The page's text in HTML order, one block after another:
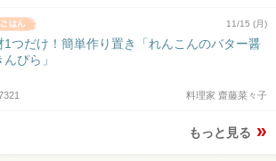
11/15 (月)
1つだけ！簡単作り置き「れんこんのバター醤
ぴら」
料理家 齋藤菜々子
もっと見る